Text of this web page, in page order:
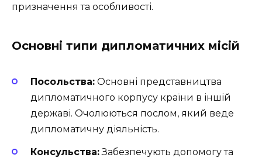
призначення та особливості.
Основні типи дипломатичних місій
Посольства: Основні представництва
дипломатичного корпусу країни в іншій
державі. Очолюються послом, який веде
дипломатичну діяльність.
Консульства:Забезпечують допомогу та